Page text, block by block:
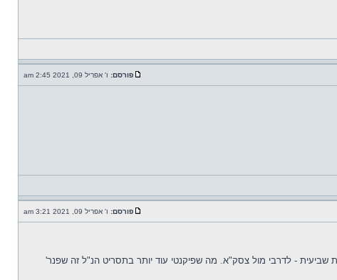
פורסם: ו' אפריל 09, 2021 2:45 am
פורסם: ו' אפריל 09, 2021 3:21 am
שביעית - לדרבי מול צסק"א. מה שפיקנטי עוד יותר בתסריט הנ"ל זה שפנר'